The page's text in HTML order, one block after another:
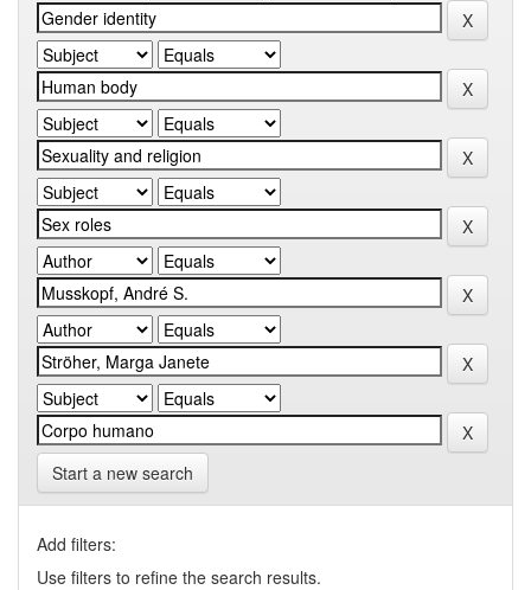
Start a new search
Add filters:
Use filters to refine the search results.